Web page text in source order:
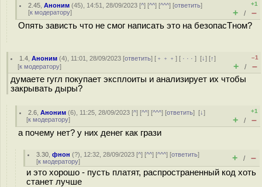
2.45 ,Аноним (45), 14:51, 28/09/2023 [^] [^^] [^^^] [ответить]
[к модератору]
+1
+ / –
Опять зависть что не смог написать это на безопасТном?
1.4 ,Аноним (4), 11:01, 28/09/2023 [ответить] [ ﹢﹢﹢] [ · · ·][↓] [↑]
[к модератору]
–1
+ / –
думаете гугл покупает эксплоиты и анализирует их чтобы
закрывать дыры?
2.6 ,Аноним (6), 11:25, 28/09/2023 [^] [^^] [^^^] [ответить][↓]
[к модератору]
+1
+ / –
а почему нет? у них денег как грази
3.30 ,фнон (?), 12:32, 28/09/2023 [^] [^^] [^^^] [ответить]
[к модератору] + / –
и это хорошо - пусть платят, распространенный код хоть
станет лучше